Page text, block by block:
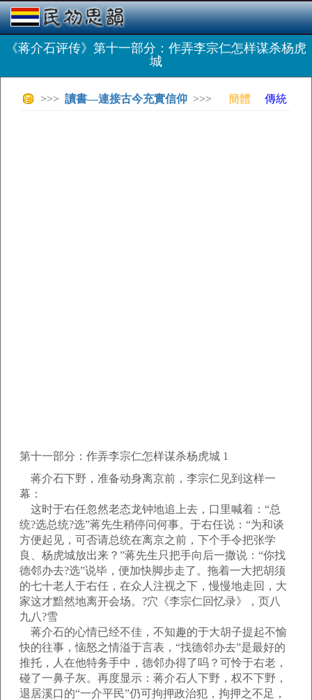
《蒋介石评传》第十一部分：作弄李宗仁怎样谋杀杨虎
城
>>> 讀書—連接古今充實信仰 >>> 簡體 傳統
第十一部分：作弄李宗仁怎样谋杀杨虎城 1
蒋介石下野，准备动身离京前，李宗仁见到这样一
幕：
这时于右任忽然老态龙钟地追上去，口里喊着：“总
统?选总统?选”蒋先生稍停问何事。于右任说：“为和谈
方便起见，可否请总统在离京之前，下个手令把张学
良、杨虎城放出来？”蒋先生只把手向后一撒说：“你找
德邻办去?选”说毕，便加快脚步走了。拖着一大把胡须
的七十老人于右任，在众人注视之下，慢慢地走回，大
家这才黯然地离开会场。?穴《李宗仁回忆录》，页八
九八?雪
蒋介石的心情已经不佳，不知趣的于大胡子提起不愉
快的往事，恼怒之情溢于言表，“找德邻办去”是最好的
推托，人在他特务手中，德邻办得了吗？可怜于右老，
碰了一鼻子灰。再度显示：蒋介石人下野，权不下野，
退居溪口的“一介平民”仍可拘押政治犯，拘押之不足，